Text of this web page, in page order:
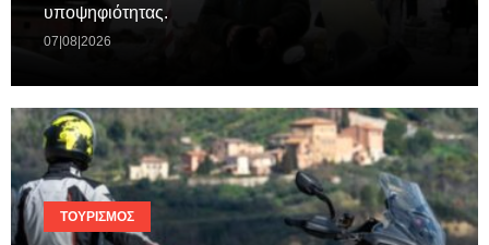
υποψηφιότητας.
07|08|2026
ΤΟΥΡΙΣΜΌΣ